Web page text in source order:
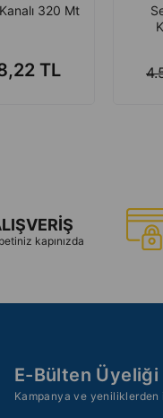
320 Mt
TL
kapınızda
E-Bülten Üyeliği
Kampanya ve